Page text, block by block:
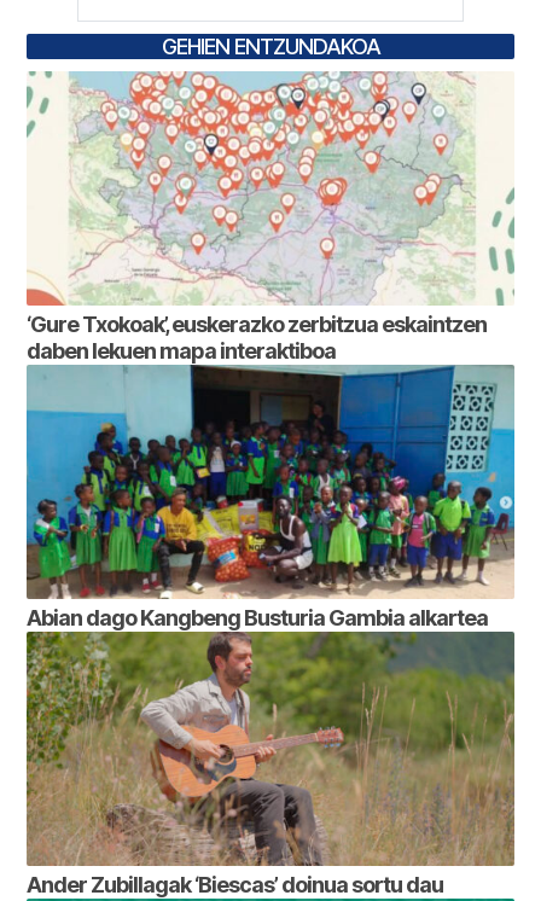
GEHIEN ENTZUNDAKOA
‘Gure Txokoak’, euskerazko zerbitzua eskaintzen
daben lekuen mapa interaktiboa
Abian dago Kangbeng Busturia Gambia alkartea
Ander Zubillagak ‘Biescas’ doinua sortu dau